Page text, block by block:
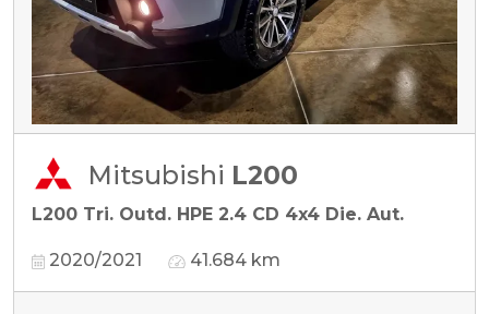
Mitsubishi L200
L200 Tri. Outd. HPE 2.4 CD 4x4 Die. Aut.
2020/2021 41.684 km